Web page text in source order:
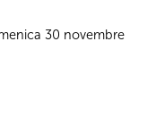
30 novembre